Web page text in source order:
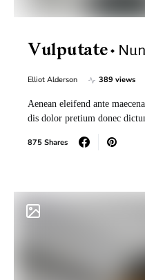
Vulputate
Elliot Alderson 389 views
Aenean eleifend ante
dis dolor pretium donec
875 Shares